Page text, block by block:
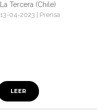
La Tercera (Chile)
13-04-2023 | Prensa
LEER